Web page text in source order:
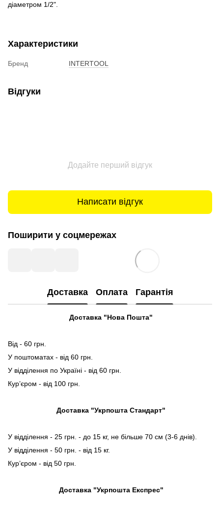
діаметром 1/2".
Характеристики
Бренд INTERTOOL
Відгуки
Додайте перший відгук
Написати відгук
Поширити у соцмережах
Доставка Оплата Гарантія
Доставка "Нова Пошта"
Від - 60 грн.
У поштоматах - від 60 грн.
У відділення по Україні - від 60 грн.
Кур’єром - від 100 грн.
Доставка "Укрпошта Стандарт"
У відділення - 25 грн. - до 15 кг, не більше 70 см (3-6 днів).
У відділення - 50 грн. - від 15 кг.
Кур’єром - від 50 грн.
Доставка "Укрпошта Експрес"